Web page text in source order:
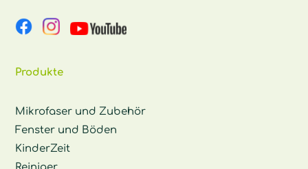
Produkte
Mikrofaser und Zubehör
Fenster und Böden
KinderZeit